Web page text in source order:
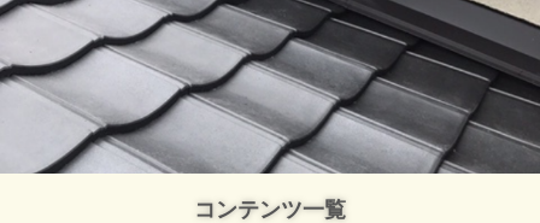
コンテンツ一覧